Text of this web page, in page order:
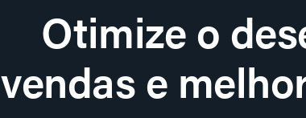
Otimize o
vendas e